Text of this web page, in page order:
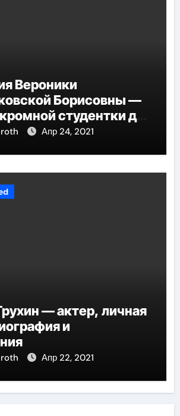
Вероники
Борисовны —
студентки до
достижений в
Апр 24, 2021
— актер, личная
и
Апр 22, 2021